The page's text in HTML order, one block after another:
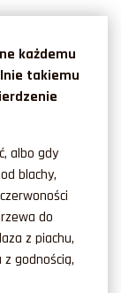
każdemu
takiemu
albo gdy
blachy,
do
z piachu,
godnością,